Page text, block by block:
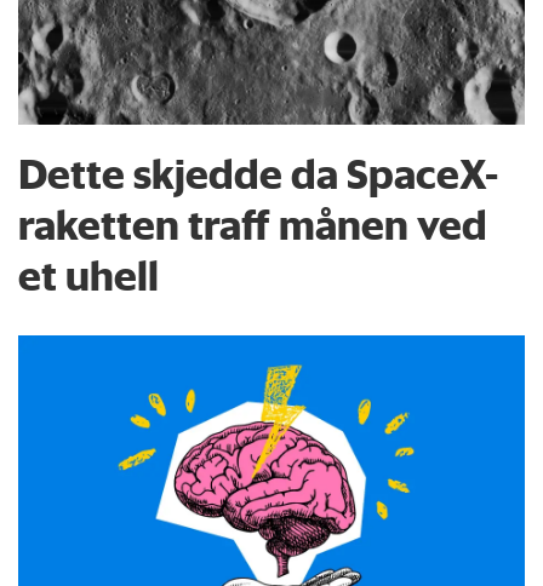
Dette skjedde da SpaceX-
raketten traff månen ved
et uhell